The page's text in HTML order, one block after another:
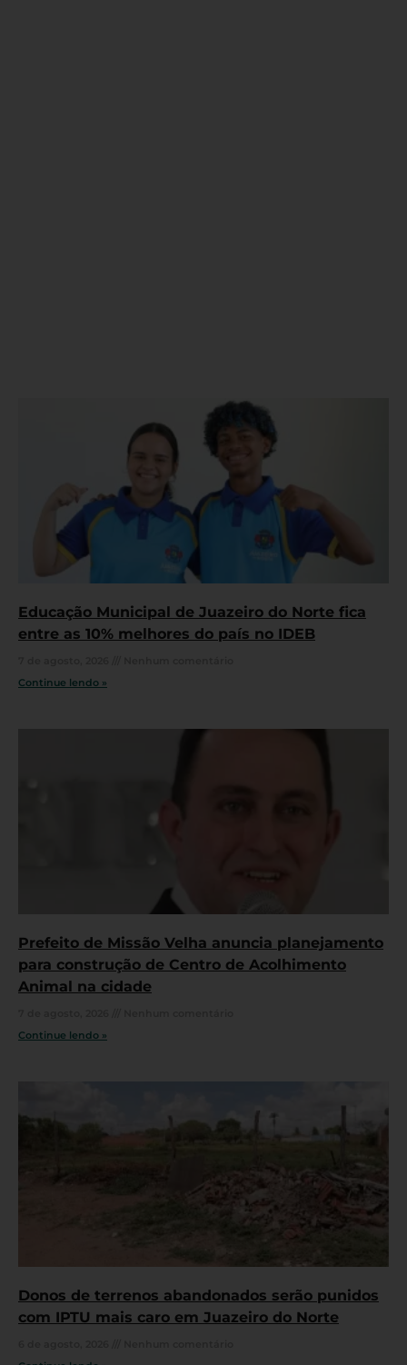
Educação Municipal de Juazeiro do Norte fica
entre as 10% melhores do país no IDEB
Continue lendo »
Prefeito de Missão Velha anuncia planejamento
para construção de Centro de Acolhimento
Animal na cidade
Continue lendo »
Donos de terrenos abandonados serão punidos
com IPTU mais caro em Juazeiro do Norte